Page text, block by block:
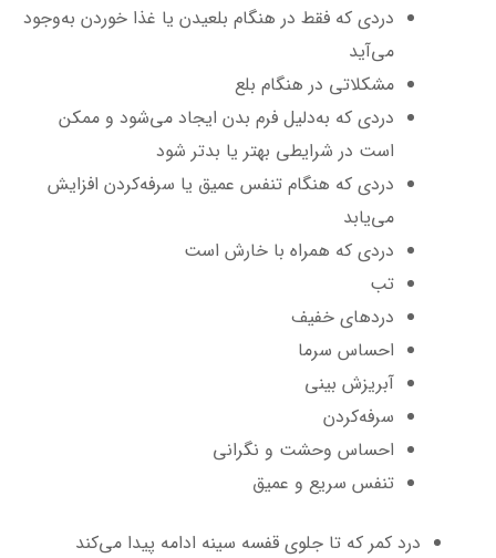
دردی که فقط در هنگام بلعیدن یا غذا خوردن به‌وجود
می‌آید
مشکلاتی در هنگام بلع
دردی که به‌دلیل فرم بدن ایجاد می‌شود و ممکن
است در شرایطی بهتر یا بدتر شود
دردی که هنگام تنفس عمیق یا سرفه‌کردن افزایش
می‌یابد
دردی که همراه با خارش است
تب
دردهای خفیف
احساس سرما
آبریزش بینی
سرفه‌کردن
احساس وحشت و نگرانی
تنفس سریع و عمیق
درد کمر که تا جلوی قفسه سینه ادامه پیدا می‌کند